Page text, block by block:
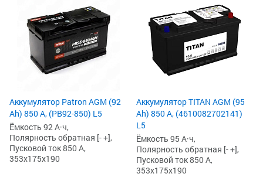
Аккумулятор Patron AGM (92
Ah) 850 А, (PB92-850) L5
Ёмкость 92 А·ч,
Полярность обратная [- +],
Пусковой ток 850 А,
353x175x190
Аккумулятор TITAN AGM (95
Ah) 850 А, (4610082702141)
L5
Ёмкость 95 А·ч,
Полярность обратная [- +],
Пусковой ток 850 А,
353x175x190